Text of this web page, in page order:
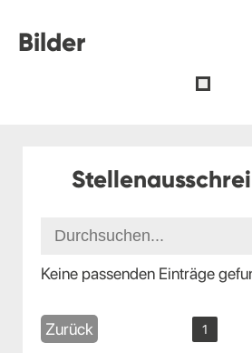
Bilder
Keine passenden Einträge
Zurück 1